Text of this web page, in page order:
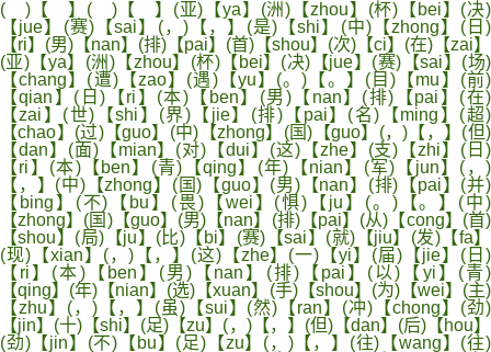
( )【 】( )【 】(亚)【ya】(洲)【zhou】(杯)【bei】(决)
【jue】(赛)【sai】(，)【，】(是)【shi】(中)【zhong】(日)
【ri】(男)【nan】(排)【pai】(首)【shou】(次)【ci】(在)【zai】
(亚)【ya】(洲)【zhou】(杯)【bei】(决)【jue】(赛)【sai】(场)
【chang】(遭)【zao】(遇)【yu】(。)【。】(目)【mu】(前)
【qian】(日)【ri】(本)【ben】(男)【nan】(排)【pai】(在)
【zai】(世)【shi】(界)【jie】(排)【pai】(名)【ming】(超)
【chao】(过)【guo】(中)【zhong】(国)【guo】(，)【，】(但)
【dan】(面)【mian】(对)【dui】(这)【zhe】(支)【zhi】(日)
【ri】(本)【ben】(青)【qing】(年)【nian】(军)【jun】(，)
【，】(中)【zhong】(国)【guo】(男)【nan】(排)【pai】(并)
【bing】(不)【bu】(畏)【wei】(惧)【ju】(。)【。】(中)
【zhong】(国)【guo】(男)【nan】(排)【pai】(从)【cong】(首)
【shou】(局)【ju】(比)【bi】(赛)【sai】(就)【jiu】(发)【fa】
(现)【xian】(，)【，】(这)【zhe】(一)【yi】(届)【jie】(日)
【ri】(本)【ben】(男)【nan】(排)【pai】(以)【yi】(青)
【qing】(年)【nian】(选)【xuan】(手)【shou】(为)【wei】(主)
【zhu】(，)【，】(虽)【sui】(然)【ran】(冲)【chong】(劲)
【jin】(十)【shi】(足)【zu】(，)【，】(但)【dan】(后)【hou】
(劲)【jin】(不)【bu】(足)【zu】(，)【，】(往)【wang】(往)